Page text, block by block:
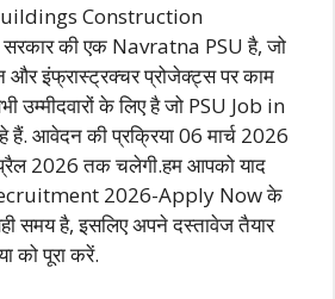
Construction
की एक Navratna PSU है, जो
इंफ्रास्ट्रक्चर प्रोजेक्ट्स पर काम
उम्मीदवारों के लिए है जो PSU Job in
आवेदन की प्रक्रिया 06 मार्च 2026
2026 तक चलेगी.हम आपको याद
2026-Apply Now के
समय है, इसलिए अपने दस्तावेज तैयार
को पूरा करें.